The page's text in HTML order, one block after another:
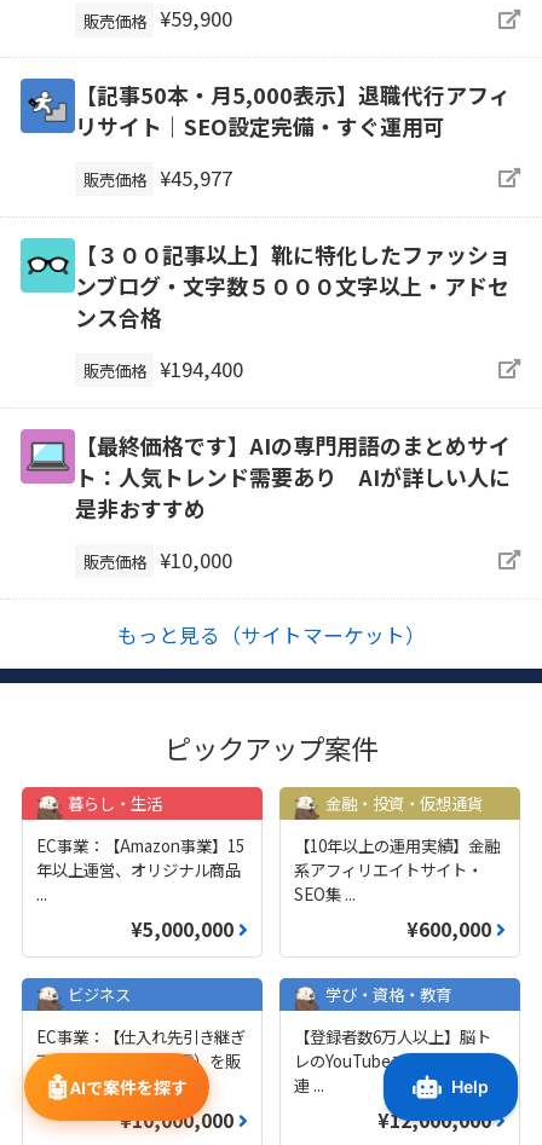
販売価格 ¥59,900
【記事50本・月5,000表示】退職代行アフィ
リサイト｜SEO設定完備・すぐ運用可
販売価格 ¥45,977
【３００記事以上】靴に特化したファッショ
ンブログ・文字数５０００文字以上・アドセ
ンス合格
販売価格 ¥194,400
【最終価格です】AIの専門用語のまとめサイ
ト：人気トレンド需要あり AIが詳しい人に
是非おすすめ
販売価格 ¥10,000
もっと見る（サイトマーケット）
ピックアップ案件
暮らし・生活
EC事業：【Amazon事業】15
年以上運営、オリジナル商品
...
¥5,000,000
金融・投資・仮想通貨
【10年以上の運用実績】金融
系アフィリエイトサイト・
SEO集 ...
¥600,000
ビジネス
EC事業：【仕入れ先引き継ぎ
可】中古品（主に家電）を販
売して...
¥10,000,000
学び・資格・教育
【登録者数6万人以上】脳ト
レのYouTubeチャンネルと関
連 ...
¥12,000,000
🤖AIで案件を探す